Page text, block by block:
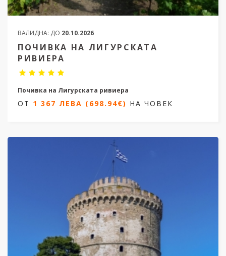
ВАЛИДНА: ДО 20.10.2026
ПОЧИВКА НА ЛИГУРСКАТА
РИВИЕРА
Почивка на Лигурската ривиера
7 нощувки/ 8 дни
1 367 ЛЕВА (698.94€)
ОТ 1 367 ЛЕВА (698.94€) НА ЧОВЕК